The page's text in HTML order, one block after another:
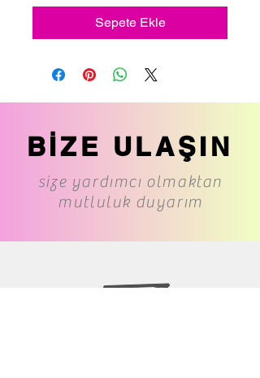
Sepete Ekle
BİZE ULAŞIN
size yardımcı olmaktan
mutluluk duyarım